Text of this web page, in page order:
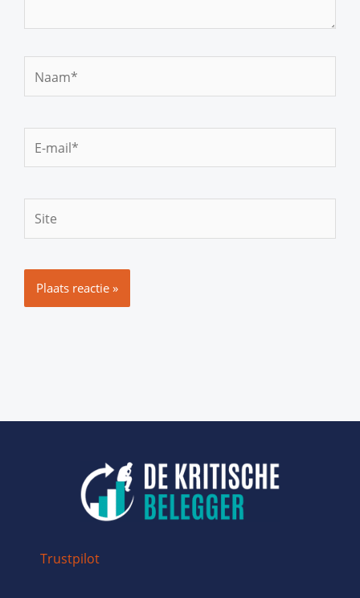
mail*
Site
Trustpilot